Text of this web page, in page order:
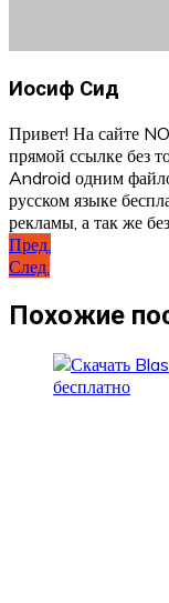
Иосиф Сид
Привет! На сайте
прямой ссылке без
Android одним
русском языке
рекламы, а так же
Навигация
по
записям
Пред.
След.
Похожие